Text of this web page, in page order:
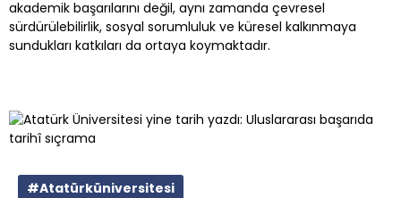
akademik başarılarını değil, aynı zamanda çevresel
sürdürülebilirlik, sosyal sorumluluk ve küresel kalkınmaya
sundukları katkıları da ortaya koymaktadır.
#Atatürküniversitesi